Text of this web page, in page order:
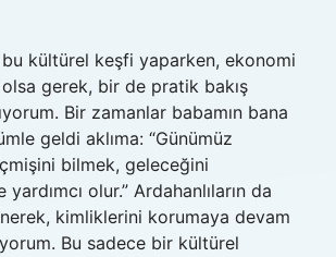
bu kültürel keşfi yaparken, ekonomi
gerek, bir de pratik bakış
Bir zamanlar babamın bana
geldi aklıma: “Günümüz
bilmek, geleceğini
olur.” Ardahanlıların da
kimliklerini korumaya devam
Bu sadece bir kültürel